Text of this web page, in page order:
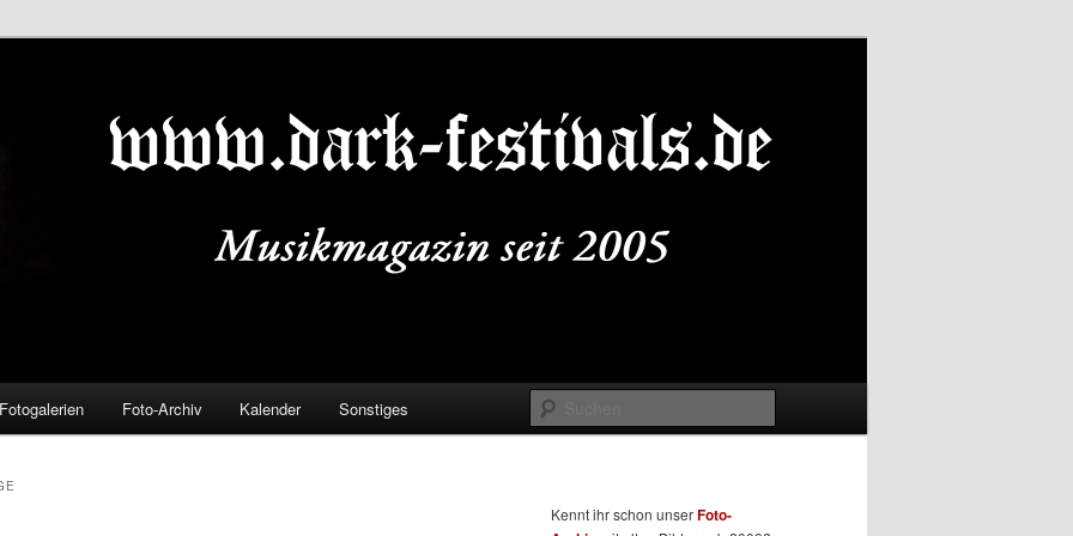
Fotogalerien Foto-Archiv Kalender Sonstiges
Kennt ihr schon unserFoto-